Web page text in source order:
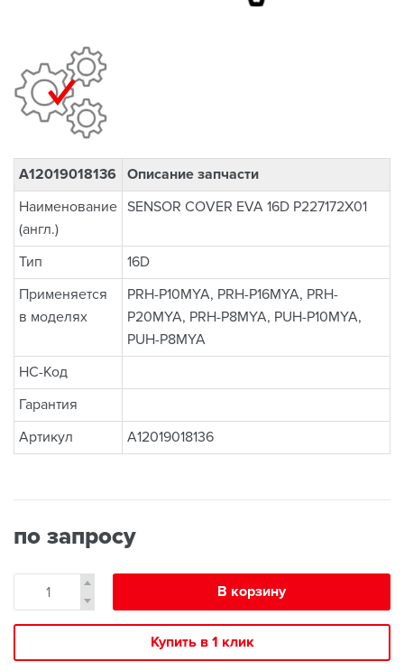
A12019018136 Описание запчасти
Наименование
(англ.)
SENSOR COVER EVA 16D P227172X01
Тип
16D
Применяется
в моделях
PRH-P10MYA, PRH-P16MYA, PRH-
P20MYA, PRH-P8MYA, PUH-P10MYA,
PUH-P8MYA
НС-Код
Гарантия
Артикул
A12019018136
по запросу
В корзину
Купить в 1 клик